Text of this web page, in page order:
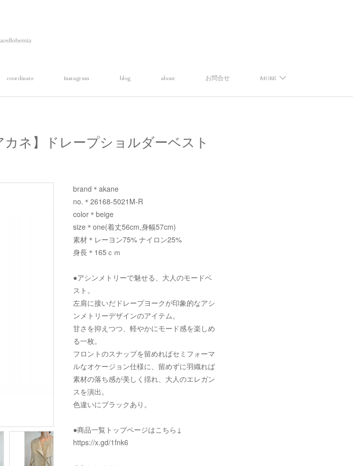
coordinate Instagram blog about お問合せ MORE
カネ】ドレープショルダーベスト
brand＊akane
no.＊26168-5021M-R
color＊beige
size＊one(着丈56cm,身幅57cm)
素材＊レーヨン75% ナイロン25%
身長＊165ｃｍ
●アシンメトリーで魅せる、大人のモードベ
スト。
左肩に接いだドレープヨークが印象的なアシ
ンメトリーデザインのアイテム。
甘さを抑えつつ、軽やかにモード感を楽しめ
る一枚。
フロントのスナップを留めればセミフォーマ
ルなオケージョン仕様に、留めずに羽織れば
素材の落ち感が美しく揺れ、大人のエレガン
スを演出。
色違いにブラックあり。
●商品一覧トップページはこちら↓
https://x.gd/1fnk6